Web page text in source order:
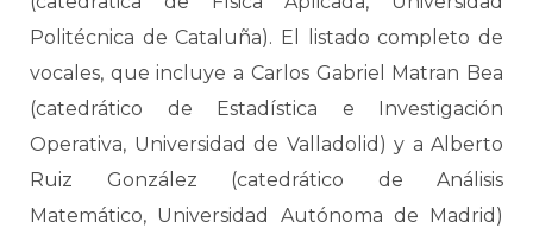
Politécnica de Cataluña). El listado completo de
vocales, que incluye a Carlos Gabriel Matran Bea
(catedrático de Estadística e Investigación
Operativa, Universidad de Valladolid) y a Alberto
Ruiz González (catedrático de Análisis
Matemático, Universidad Autónoma de Madrid)